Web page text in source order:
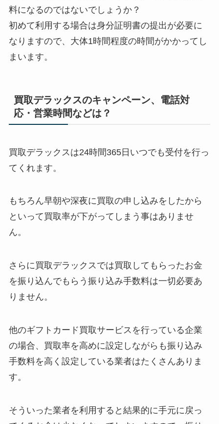
料になるのではないでしょうか？
初めて利用する場合は身分証明書の提出が必要に
なりますので、大体1時間程度の時間がかかってし
まいます。
買取デラックスのキャンペーン、電話対
応・営業時間などは？
買取デラックスは24時間365日いつでも受付を行っ
てくれます。
もちろん早朝や深夜に買取の申し込みをしたから
といって買取率が下がってしまう事はありませ
ん。
さらに買取デラックスでは買取してもらったお金
を振り込んでもらう振り込み手数料は一切必要あ
りません。
他のギフトカード買取サービスを行っている企業
の場合、買取率を高めに設定しながらも振り込み
手数料を高く設定している業者はたくさんありま
す。
そういった業者を利用すると結果的に手元に戻っ